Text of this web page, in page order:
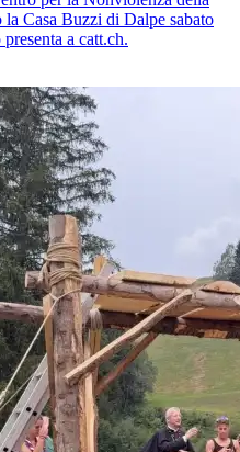
la Casa Buzzi di Dalpe sabato
a catt.ch.